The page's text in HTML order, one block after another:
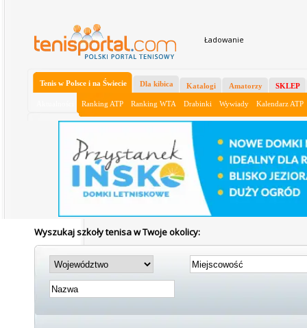
Ładowanie
Tenis w Polsce i na Świecie
Ranking ATP Ranking WTA Drabinki Wywiady Kalendarz ATP
Dla kibica Katalogi Amatorzy SKLEP
Wyszukaj szkoły tenisa w Twoje okolicy: